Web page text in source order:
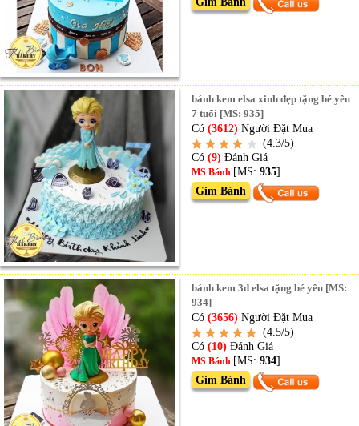
bánh kem elsa xinh đẹp tặng bé yêu
7 tuổi [MS: 935]
Có(3612) Người Đặt Mua
(4.3/5)
Có (9)Đánh Giá
MS Bánh [MS:935]
Gim Bánh
bánh kem 3d elsa tặng bé yêu [MS:
934]
Có(3656) Người Đặt Mua
(4.5/5)
Có (10)Đánh Giá
MS Bánh [MS:934]
Gim Bánh